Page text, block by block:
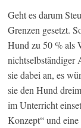
Geht es darum
Grenzen gesetzt.
Hund zu 50 % als
nichtselbständiger
sie dabei an, es
sie den Hund
im Unterricht
Konzept“ und